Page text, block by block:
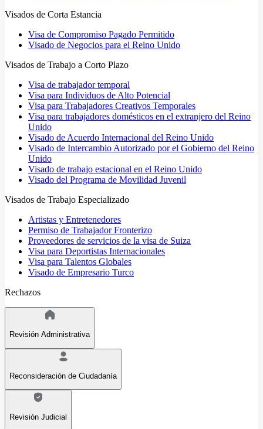
Visados de Corta Estancia
Visa de Compromiso Pagado Permitido
Visado de Negocios para el Reino Unido
Visados de Trabajo a Corto Plazo
Visa de trabajador temporal
Visa para Individuos de Alto Potencial
Visa para Trabajadores Creativos Temporales
Visa para trabajadores domésticos en el extranjero del Reino
Unido
Visado de Acuerdo Internacional del Reino Unido
Visado de Intercambio Autorizado por el Gobierno del Reino
Unido
Visado de trabajo estacional en el Reino Unido
Visado del Programa de Movilidad Juvenil
Visados de Trabajo Especializado
Artistas y Entretenedores
Permiso de Trabajador Fronterizo
Proveedores de servicios de la visa de Suiza
Visa para Deportistas Internacionales
Visa para Talentos Globales
Visado de Empresario Turco
Rechazos
Revisión Administrativa
Reconsideración de Ciudadanía
Revisión Judicial